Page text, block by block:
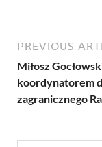
PREVIOUS
Miłosz
koordynatorem
zagranicznego